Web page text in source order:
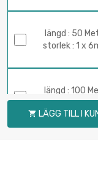
längd : 50
storlek : 1 x
längd : 100
storlek : 1 x
 LÄGG TILL I